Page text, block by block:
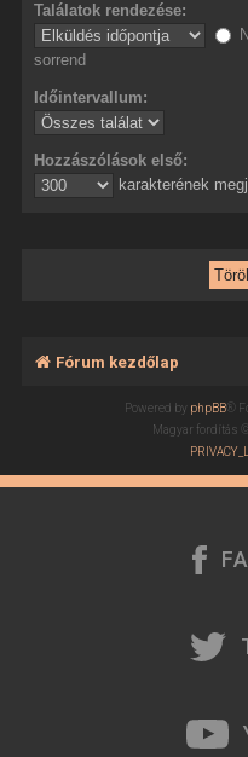
Találatok rendezése:
sorrend
Időintervallum:
Hozzászólások első:
karakterének
Fórum kezdőlap
Powered by phpBB®
Magyar fordítás ©